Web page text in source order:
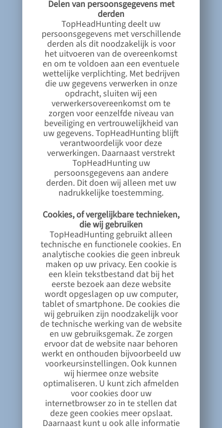
Delen van persoonsgegevens met
derden
TopHeadHunting deelt uw
persoonsgegevens met verschillende
derden als dit noodzakelijk is voor
het uitvoeren van de overeenkomst
en om te voldoen aan een eventuele
wettelijke verplichting. Met bedrijven
die uw gegevens verwerken in onze
opdracht, sluiten wij een
verwerkersovereenkomst om te
zorgen voor eenzelfde niveau van
beveiliging en vertrouwelijkheid van
uw gegevens. TopHeadHunting blijft
verantwoordelijk voor deze
verwerkingen. Daarnaast verstrekt
TopHeadHunting uw
persoonsgegevens aan andere
derden. Dit doen wij alleen met uw
nadrukkelijke toestemming.
Cookies, of vergelijkbare technieken,
die wij gebruiken
TopHeadHunting gebruikt alleen
technische en functionele cookies. En
analytische cookies die geen inbreuk
maken op uw privacy. Een cookie is
een klein tekstbestand dat bij het
eerste bezoek aan deze website
wordt opgeslagen op uw computer,
tablet of smartphone. De cookies die
wij gebruiken zijn noodzakelijk voor
de technische werking van de website
en uw gebruiksgemak. Ze zorgen
ervoor dat de website naar behoren
werkt en onthouden bijvoorbeeld uw
voorkeursinstellingen. Ook kunnen
wij hiermee onze website
optimaliseren. U kunt zich afmelden
voor cookies door uw
internetbrowser zo in te stellen dat
deze geen cookies meer opslaat.
Daarnaast kunt u ook alle informatie